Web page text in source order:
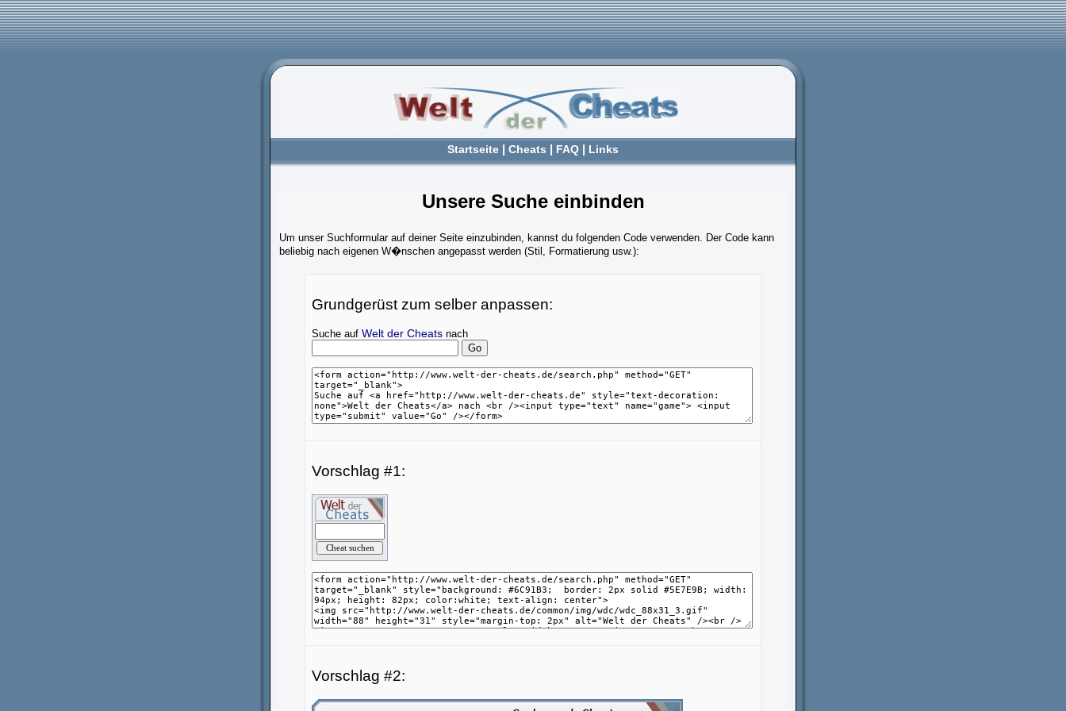
Startseite Cheats FAQ Links
Unsere Suche einbinden
Um unser Suchformular auf deiner Seite einzubinden, kannst du folgenden Code verwenden. Der Code kann
beliebig nach eigenen W�nschen angepasst werden (Stil, Formatierung usw.):
Grundgerüst zum selber anpassen:
Suche auf Welt der Cheats nach
Vorschlag #1:
Vorschlag #2: